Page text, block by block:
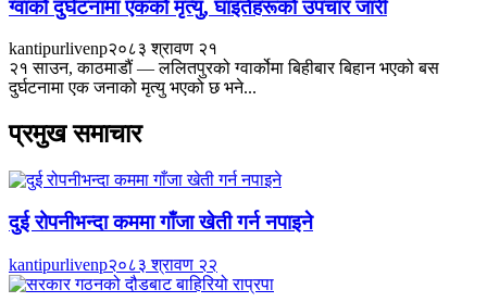
ग्वार्को दुर्घटनामा एकको मृत्यु, घाइतेहरूको उपचार जारी
kantipurlivenp२०८३ श्रावण २१
२१ साउन, काठमाडौं — ललितपुरको ग्वार्कोमा बिहीबार बिहान भएको बस
दुर्घटनामा एक जनाको मृत्यु भएको छ भने...
प्रमुख समाचार
दुई रोपनीभन्दा कममा गाँजा खेती गर्न नपाइने
kantipurlivenp२०८३ श्रावण २२